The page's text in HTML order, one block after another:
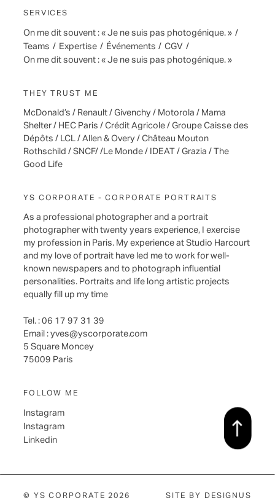
SERVICES
On me dit souvent : « Je ne suis pas photogénique. » /
Teams / Expertise / Événements / CGV /
On me dit souvent : « Je ne suis pas photogénique. »
THEY TRUST ME
McDonald’s / Renault / Givenchy / Motorola / Mama
Shelter / HEC Paris / Crédit Agricole / Groupe Caisse des
Dépôts / LCL / Allen & Overy / Château Mouton
Rothschild / SNCF/ /Le Monde / IDEAT / Grazia / The
Good Life
YS CORPORATE - CORPORATE PORTRAITS
As a professional photographer and a portrait
photographer with twenty years experience, I exercise
my profession in Paris. My experience at Studio Harcourt
and my love of portrait have led me to work for well-
known newspapers and to photograph influential
personalities. Portraits and life long artistic projects
equally fill up my time
Tel. : 06 17 97 31 39
Email : yves@yscorporate.com
5 Square Moncey
75009 Paris
FOLLOW ME
Instagram
Instagram
Linkedin
© YS CORPORATE 2026 SITE BY DESIGNUS